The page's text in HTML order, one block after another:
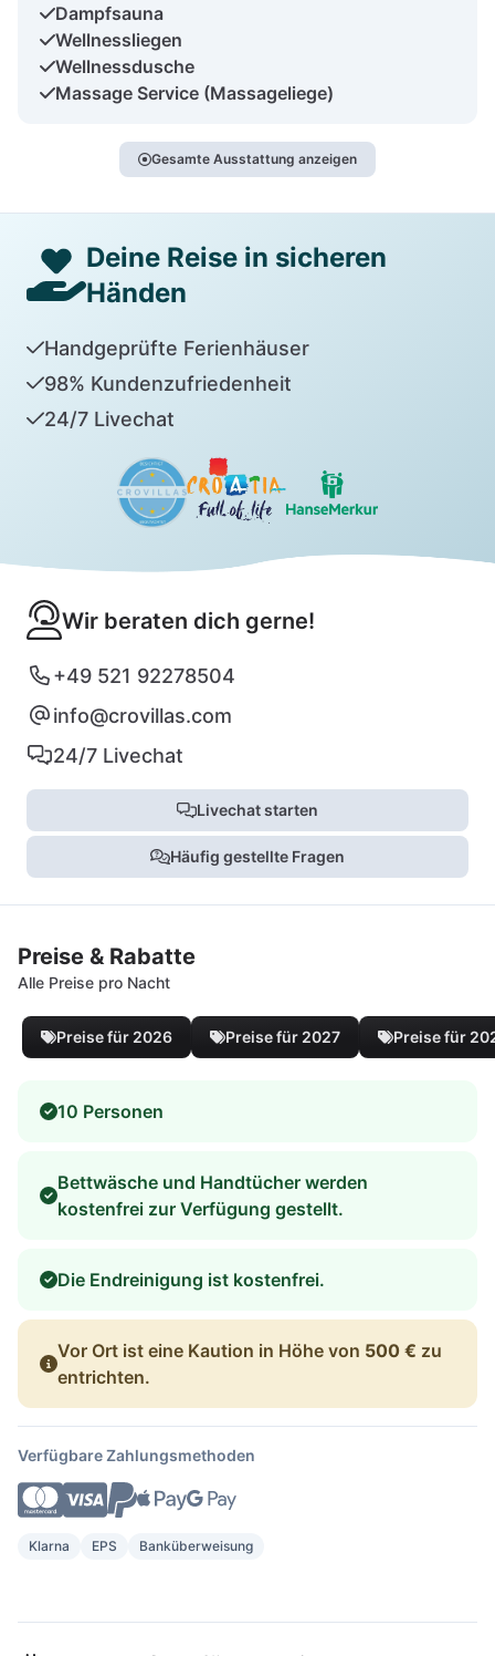
Dampfsauna
Wellnessliegen
Wellnessdusche
Massage Service (Massageliege)
Gesamte Ausstattung anzeigen
Deine Reise in sicheren
Händen
Handgeprüfte Ferienhäuser
98% Kundenzufriedenheit
24/7 Livechat
Wir beraten dich gerne!
+49 521 92278504
info@crovillas.com
24/7 Livechat
Livechat starten
Häufig gestellte Fragen
Preise & Rabatte
Alle Preise pro Nacht
Preise für 2026 Preise für 2027 Preise für
10 Personen
Bettwäsche und Handtücher werden
kostenfrei zur Verfügung gestellt.
Die Endreinigung ist kostenfrei.
Vor Ort ist eine Kaution in Höhe von 500 € zu
entrichten.
Verfügbare Zahlungsmethoden
Klarna EPS Banküberweisung